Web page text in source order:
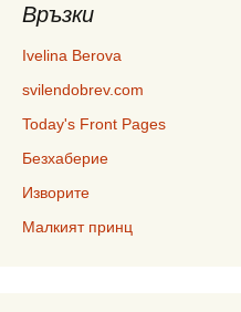
Връзки
Ivelina Berova
svilendobrev.com
Today's Front Pages
Безхаберие
Изворите
Малкият принц